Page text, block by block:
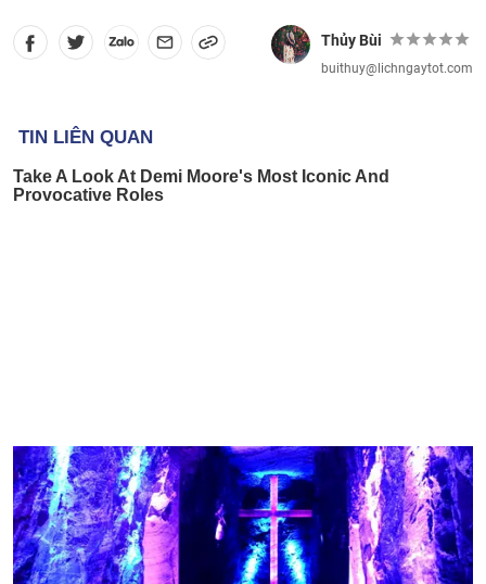
Thủy Bùi
buithuy@lichngaytot.com